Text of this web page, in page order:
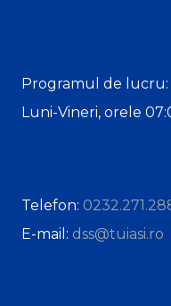
Programul de lucru:
Luni-Vineri, orele
Telefon:
E-mail: dss@tuiasi.ro